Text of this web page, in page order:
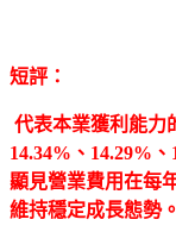
短評：
代表本業獲利能力
14.34%、14.29%
顯見營業費用在每
維持穩定成長態勢。